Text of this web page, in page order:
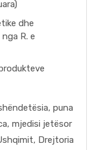
dhe
R. e
puna
mjedisi jetësor
Drejtoria